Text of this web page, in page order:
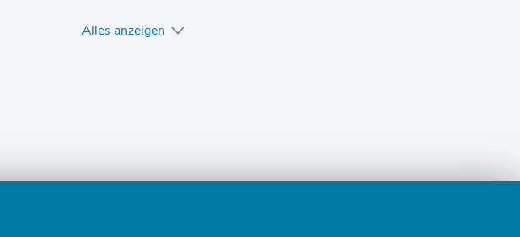
Alles anzeigen